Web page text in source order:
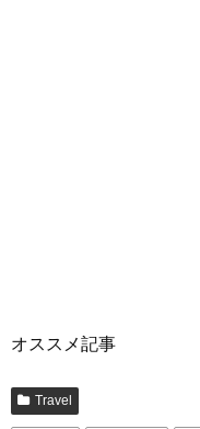
オススメ記事
Travel